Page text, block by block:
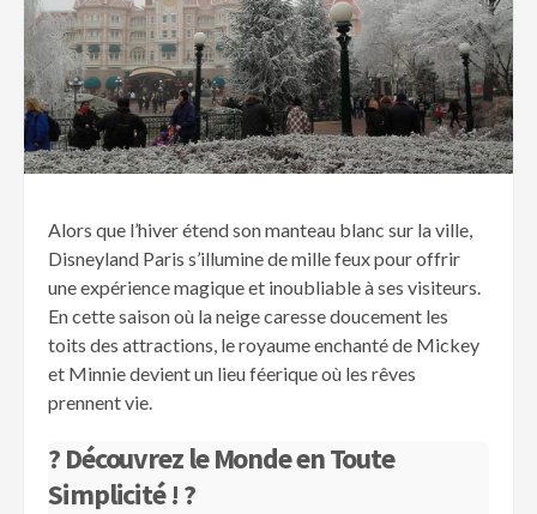
Alors que l’hiver étend son manteau blanc sur la ville,
Disneyland Paris s’illumine de mille feux pour offrir
une expérience magique et inoubliable à ses visiteurs.
En cette saison où la neige caresse doucement les
toits des attractions, le royaume enchanté de Mickey
et Minnie devient un lieu féerique où les rêves
prennent vie.
? Découvrez le Monde en Toute
Simplicité ! ?